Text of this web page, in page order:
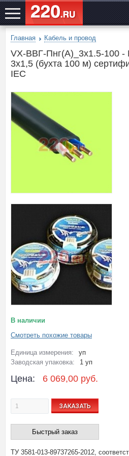
ЭЛЕКТРОСАЙТ№1
Главная Кабель и провод
VX-ВВГ-Пнг(А)_3х1.5-100 -
3х1,5 (бухта 100 м)
IEC
В наличии
Смотреть похожие товары
Единица измерения:
уп
Заводская упаковка:
1 уп
Цена: 6 069,00 руб.
ЗАКАЗАТЬ
Быстрый заказ
ТУ 3581-013-89737265-2012,